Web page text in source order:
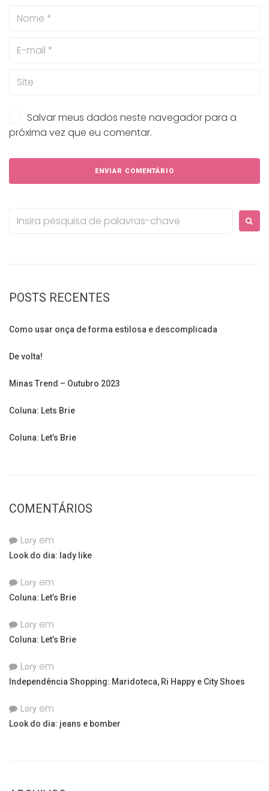
Salvar meus dados neste navegador para a
próxima vez que eu comentar.
Procurar:
POSTS RECENTES
Como usar onça de forma estilosa e descomplicada
De volta!
Minas Trend – Outubro 2023
Coluna: Lets Brie
Coluna: Let’s Brie
COMENTÁRIOS
Lory em
Look do dia: lady like
Lory em
Coluna: Let’s Brie
Lory em
Coluna: Let’s Brie
Lory em
Independência Shopping: Maridoteca, Ri Happy e City Shoes
Lory em
Look do dia: jeans e bomber